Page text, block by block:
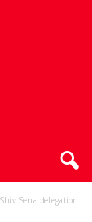
Sena delegation